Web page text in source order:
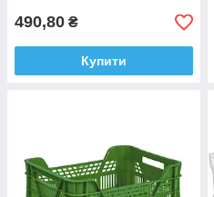
490,80 ₴
Купити